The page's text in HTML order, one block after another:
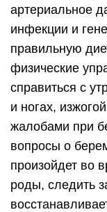
артериальное
инфекции и
правильную
физические
справиться с
и ногах,
жалобами при
вопросы о
произойдет во
роды, следить